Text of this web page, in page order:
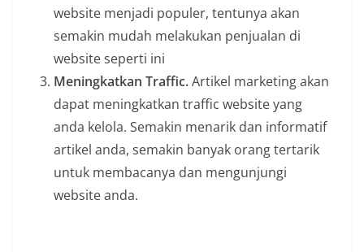
website menjadi populer, tentunya akan
semakin mudah melakukan penjualan di
website seperti ini
Meningkatkan Traffic.Artikel marketing akan
dapat meningkatkan traffic website yang
anda kelola. Semakin menarik dan informatif
artikel anda, semakin banyak orang tertarik
untuk membacanya dan mengunjungi
website anda.